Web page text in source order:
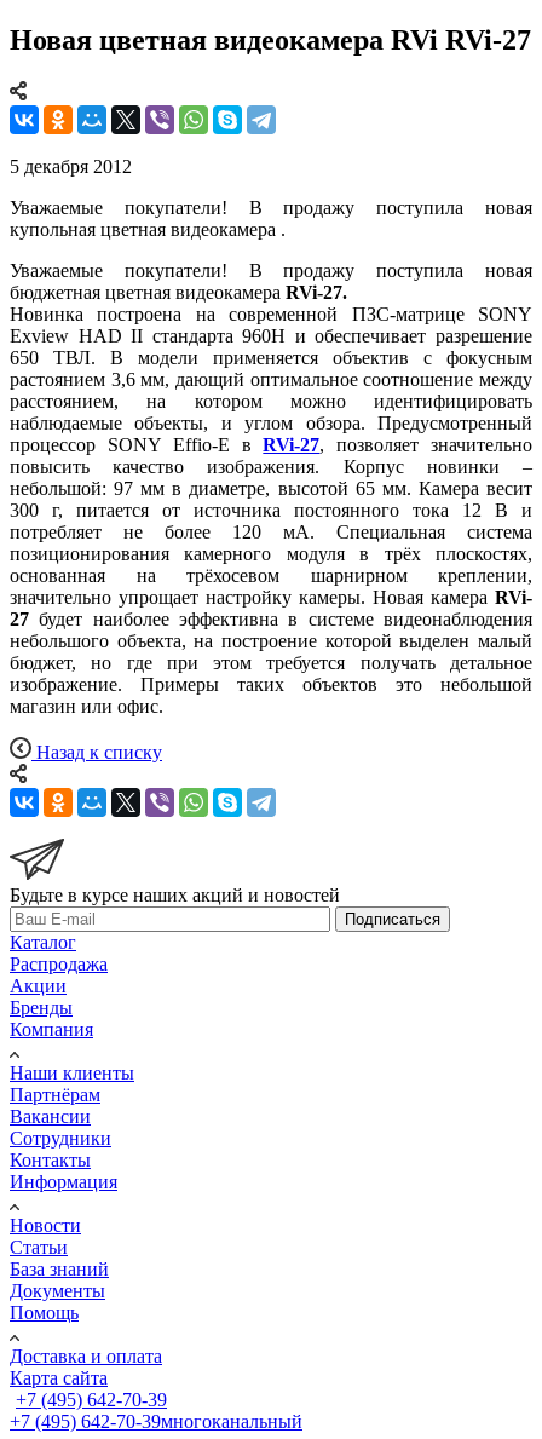
Новая цветная видеокамера RVi RVi-27
5 декабря 2012
Уважаемые покупатели! В продажу поступила новая
купольная цветная видеокамера .
Уважаемые покупатели! В продажу поступила новая
бюджетная цветная видеокамера RVi-27.
Новинка построена на современной ПЗС-матрице SONY
Exview HAD II стандарта 960H и обеспечивает разрешение
650 ТВЛ. В модели применяется объектив с фокусным
растоянием 3,6 мм, дающий оптимальное соотношение между
расстоянием, на котором можно идентифицировать
наблюдаемые объекты, и углом обзора. Предусмотренный
процессор SONY Effio-E вRVi-27, позволяет значительно
повысить качество изображения. Корпус новинки –
небольшой: 97 мм в диаметре, высотой 65 мм. Камера весит
300 г, питается от источника постоянного тока 12 В и
потребляет не более 120 мА. Специальная система
позиционирования камерного модуля в трёх плоскостях,
основанная на трёхосевом шарнирном креплении,
значительно упрощает настройку камеры. Новая камера RVi-
27 будет наиболее эффективна в системе видеонаблюдения
небольшого объекта, на построение которой выделен малый
бюджет, но где при этом требуется получать детальное
изображение. Примеры таких объектов это небольшой
магазин или офис.
Назад к списку
Будьте в курсе наших акций и новостей
Подписаться
Каталог
Распродажа
Акции
Бренды
Компания
Наши клиенты
Партнёрам
Вакансии
Сотрудники
Контакты
Информация
Новости
Статьи
База знаний
Документы
Помощь
Доставка и оплата
Карта сайта
+7 (495) 642-70-39
+7 (495) 642-70-39многоканальный